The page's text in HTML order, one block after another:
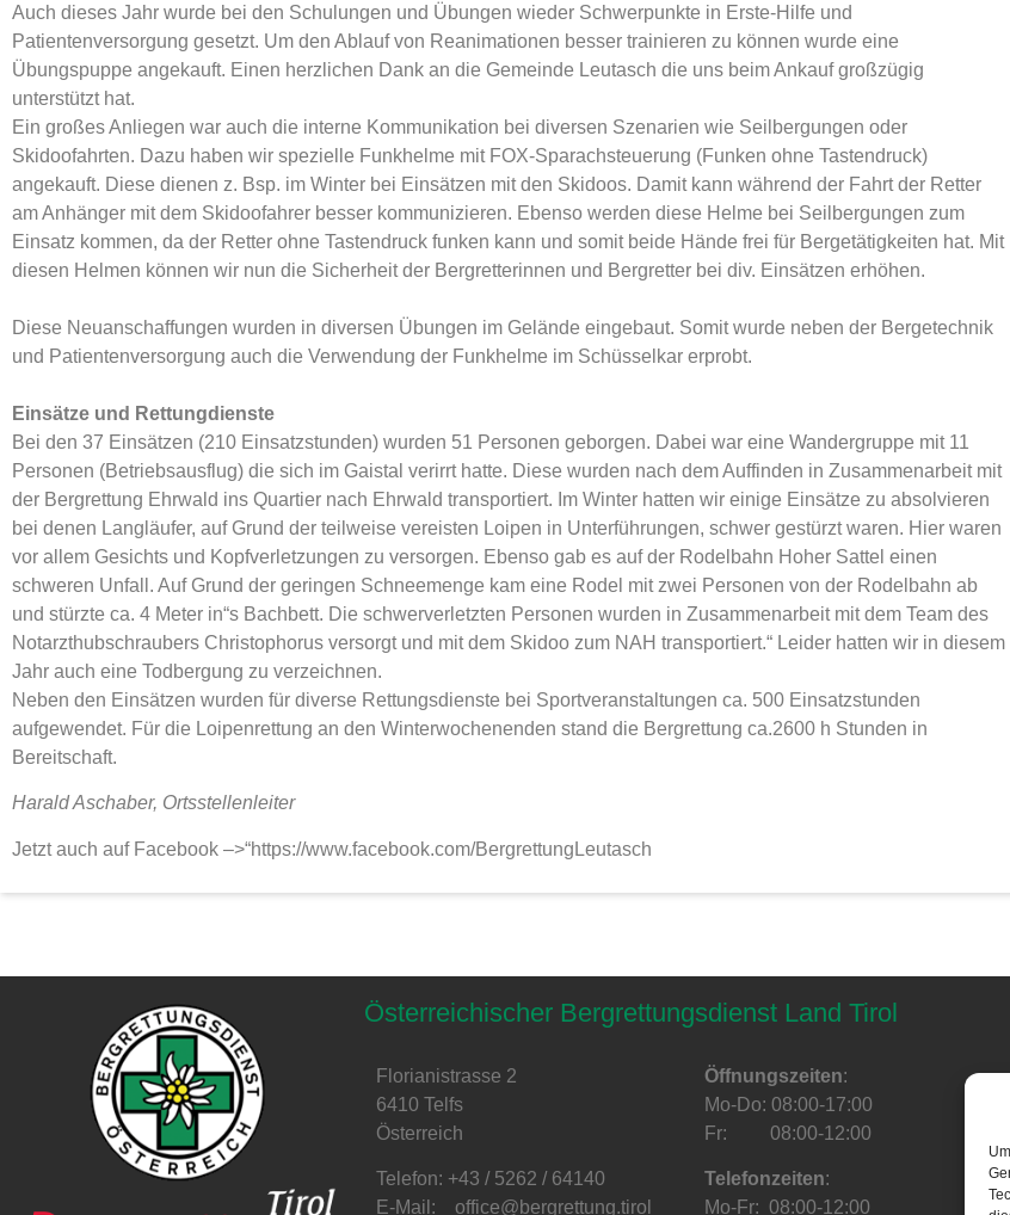
Auch dieses Jahr wurde bei den Schulungen und Übungen wieder Schwerpunkte in Erste-Hilfe und
Patientenversorgung gesetzt. Um den Ablauf von Reanimationen besser trainieren zu können wurde eine
Übungspuppe angekauft. Einen herzlichen Dank an die Gemeinde Leutasch die uns beim Ankauf großzügig
unterstützt hat.
Ein großes Anliegen war auch die interne Kommunikation bei diversen Szenarien wie Seilbergungen oder
Skidoofahrten. Dazu haben wir spezielle Funkhelme mit FOX-Sparachsteuerung (Funken ohne Tastendruck)
angekauft. Diese dienen z. Bsp. im Winter bei Einsätzen mit den Skidoos. Damit kann während der Fahrt der Retter
am Anhänger mit dem Skidoofahrer besser kommunizieren. Ebenso werden diese Helme bei Seilbergungen zum
Einsatz kommen, da der Retter ohne Tastendruck funken kann und somit beide Hände frei für Bergetätigkeiten hat. Mit
diesen Helmen können wir nun die Sicherheit der Bergretterinnen und Bergretter bei div. Einsätzen erhöhen.
Diese Neuanschaffungen wurden in diversen Übungen im Gelände eingebaut. Somit wurde neben der Bergetechnik
und Patientenversorgung auch die Verwendung der Funkhelme im Schüsselkar erprobt.
Einsätze und Rettungdienste
Bei den 37 Einsätzen (210 Einsatzstunden) wurden 51 Personen geborgen. Dabei war eine Wandergruppe mit 11
Personen (Betriebsausflug) die sich im Gaistal verirrt hatte. Diese wurden nach dem Auffinden in Zusammenarbeit mit
der Bergrettung Ehrwald ins Quartier nach Ehrwald transportiert. Im Winter hatten wir einige Einsätze zu absolvieren
bei denen Langläufer, auf Grund der teilweise vereisten Loipen in Unterführungen, schwer gestürzt waren. Hier waren
vor allem Gesichts und Kopfverletzungen zu versorgen. Ebenso gab es auf der Rodelbahn Hoher Sattel einen
schweren Unfall. Auf Grund der geringen Schneemenge kam eine Rodel mit zwei Personen von der Rodelbahn ab
und stürzte ca. 4 Meter in“s Bachbett. Die schwerverletzten Personen wurden in Zusammenarbeit mit dem Team des
Notarzthubschraubers Christophorus versorgt und mit dem Skidoo zum NAH transportiert.“ Leider hatten wir in diesem
Jahr auch eine Todbergung zu verzeichnen.
Neben den Einsätzen wurden für diverse Rettungsdienste bei Sportveranstaltungen ca. 500 Einsatzstunden
aufgewendet. Für die Loipenrettung an den Winterwochenenden stand die Bergrettung ca.2600 h Stunden in
Bereitschaft.
Harald Aschaber, Ortsstellenleiter
Jetzt auch auf Facebook –>“https://www.facebook.com/BergrettungLeutasch
Österreichischer Bergrettungsdienst Land Tirol
Florianistrasse 2
6410 Telfs
Österreich
Telefon: +43 / 5262 / 64140
E-Mail: office@bergrettung.tirol
Öffnungszeiten:
Mo-Do: 08:00-17:00
Fr: 08:00-12:00
Telefonzeiten:
Mo-Fr: 08:00-12:00